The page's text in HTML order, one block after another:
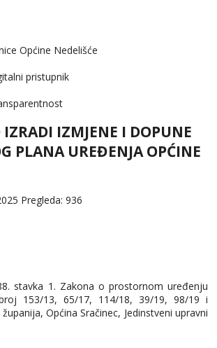
Općine Nedelišće
pristupnik
IZRADI IZMJENE I DOPUNE
PLANA UREĐENJA OPĆINE
Pregleda: 936
stavka 1. Zakona o prostornom uređenju
153/13, 65/17, 114/18, 39/19, 98/19 i
Općina Sračinec, Jedinstveni upravni